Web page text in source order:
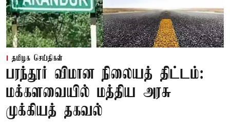
தமிழக செய்திகள்
பரந்தூர் விமான நிலையத் திட்டம்:
மக்களவையில் மத்திய அரசு
முக்கியத் தகவல்